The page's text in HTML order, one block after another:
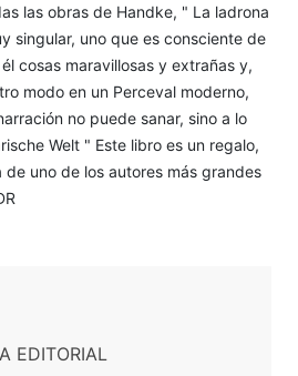
las obras de Handke, " La ladrona
singular, uno que es consciente de
cosas maravillosas y extrañas y,
modo en un Perceval moderno,
no puede sanar, sino a lo
Welt " Este libro es un regalo,
de uno de los autores más grandes
EDITORIAL